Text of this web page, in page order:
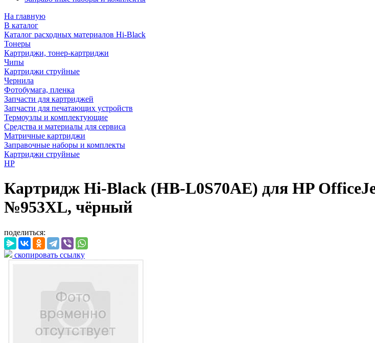
На главную
В каталог
Каталог расходных материалов Hi-Black
Тонеры
Картриджи, тонер-картриджи
Чипы
Картриджи струйные
Чернила
Фотобумага, пленка
Запчасти для картриджей
Запчасти для печатающих устройств
Термоузлы и комплектующие
Средства и материалы для сервиса
Матричные картриджи
Заправочные наборы и комплекты
Картриджи струйные
HP
Картридж Hi-Black (HB-L0S70AE) для HP
№953XL, чёрный
поделиться:
скопировать ссылку